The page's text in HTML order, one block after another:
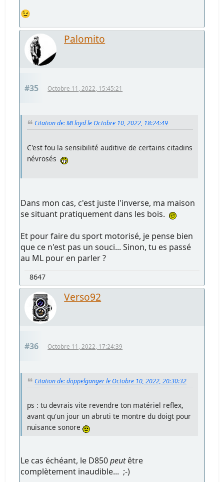
😉
Palomito
#35 Octobre 11, 2022, 15:45:21
Citation de: MFloyd le Octobre 10, 2022, 18:24:49
C'est fou la sensibilité auditive de certains citadins
névrosés
Dans mon cas, c'est juste l'inverse, ma maison
se situant pratiquement dans les bois.
Et pour faire du sport motorisé, je pense bien
que ce n'est pas un souci... Sinon, tu es passé
au ML pour en parler ?
8647
Verso92
#36 Octobre 11, 2022, 17:24:39
Citation de: doppelganger le Octobre 10, 2022, 20:30:32
ps : tu devrais vite revendre ton matériel reflex,
avant qu'un jour un abruti te montre du doigt pour
nuisance sonore
Le cas échéant, le D850peutêtre
complètement inaudible... ;-)